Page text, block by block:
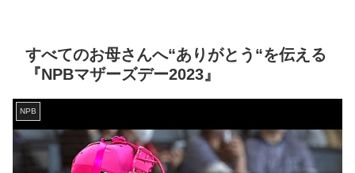
すべてのお母さんへ“ありがとう“を伝える
『NPBマザーズデー2023』
NPB